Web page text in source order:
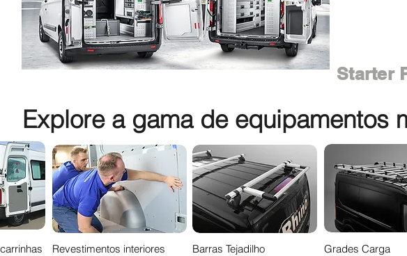
Starter
Explore a gama de equipamentos
Revestimentos interiores
Barras Tejadilho Grades Carga